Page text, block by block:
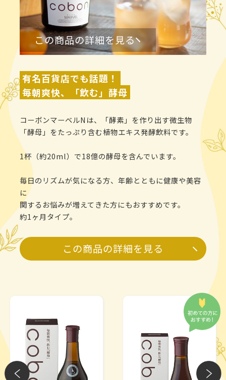
この商品の詳細を見る
有名百貨店でも話題！
毎朝爽快、「飲む」酵母
コーボンマーベルNは、「酵素」を作り出す微生物
「酵母」をたっぷり含む植物エキス発酵飲料です。
1杯（約20ml）で18億の酵母を含んでいます。
毎日のリズムが気になる方、年齢とともに健康や美容
に
関するお悩みが増えてきた方にもおすすめです。
約1ヶ月タイプ。
この商品の詳細を見る